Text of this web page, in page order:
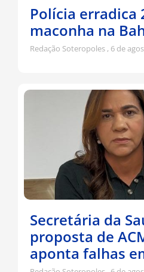
Polícia erradica
maconha na
Redação Soteropoles 6 de
Secretária da
proposta de
aponta falhas